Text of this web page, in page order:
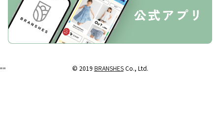
© 2019 BRANSHESCo., Ltd.
""